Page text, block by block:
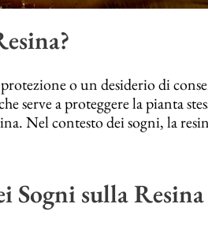
o un desiderio di
serve a proteggere la pianta
Nel contesto dei sogni, la
sulla Resina